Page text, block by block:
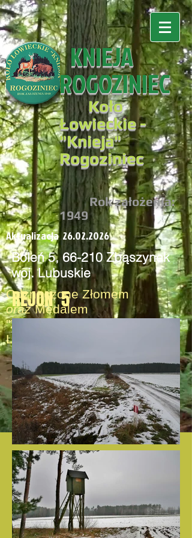
KNIEJA
ROGOZINIEC
Koło
Łowieckie -
"Knieja"
Rogoziniec
Rok założenia:
1949
Aktualizacja 26.02.2026
Boleń 5, 66-210 Zbąszynek
woj. Lubuskie
Odznaczone Złomem
orazMedalem
"Zasłużony Dla Łowiectwa
Lubuskiego"
REJON 5